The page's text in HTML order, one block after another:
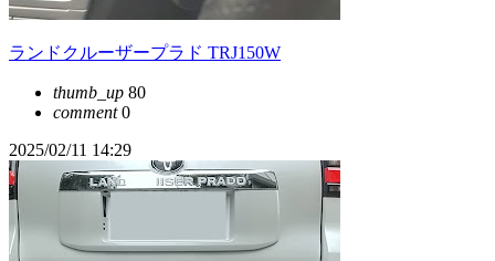
ランドクルーザープラド TRJ150W
thumb_up 80
comment0
2025/02/11 14:29